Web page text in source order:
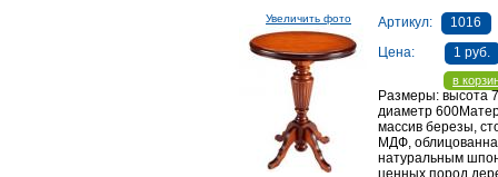
Увеличить фото Артикул:
1016
Цена:
1 руб.
в
Размеры: высота
диаметр
массив березы,
МДФ,
натуральным
ценных пород